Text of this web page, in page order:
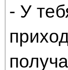
- У